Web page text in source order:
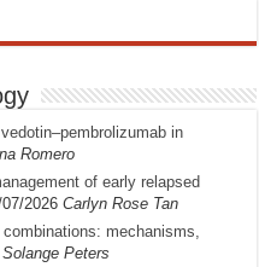
in
Romero
of early relapsed
2026 Carlyn Rose Tan
mechanisms,
Solange Peters